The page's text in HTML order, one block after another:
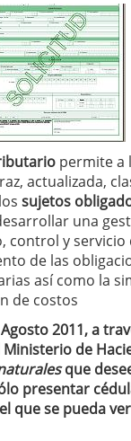
permite a
actualizada,
sujetos
una
control y servicio
de las
así como la
de costos
2011, a
de
que
presentar
que se pueda